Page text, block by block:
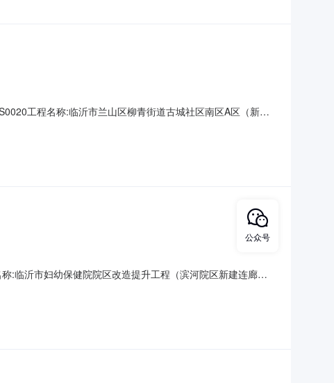
工程名称:临沂市兰山区柳青街道古城社区南区A区（新官
东建城建设工程有限公司资审不通过未在规定的时间内递交
:临沂市妇幼保健院院区改造提升工程（滨河院区新建连廊
通过未在规定的时间内递交资格预审文件。广东路顺建设工
公众号